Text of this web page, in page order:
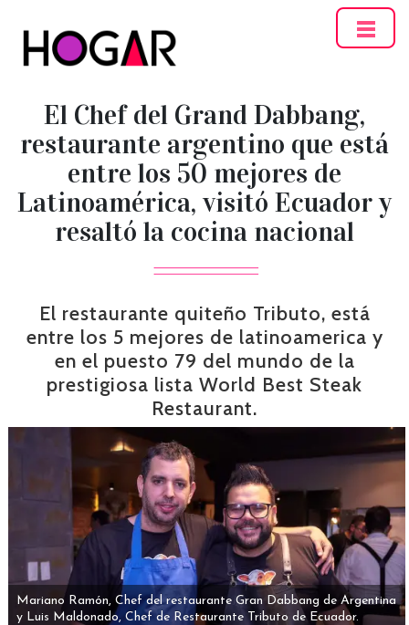
El Chef del Grand Dabbang,
restaurante argentino que está
entre los 50 mejores de
Latinoamérica, visitó Ecuador y
resaltó la cocina nacional
El restaurante quiteño Tributo, está
entre los 5 mejores de latinoamerica y
en el puesto 79 del mundo de la
prestigiosa lista World Best Steak
Restaurant.
Mariano Ramón, Chef del restaurante Gran Dabbang de Argentina
y Luis Maldonado, Chef de Restaurante Tributo de Ecuador.